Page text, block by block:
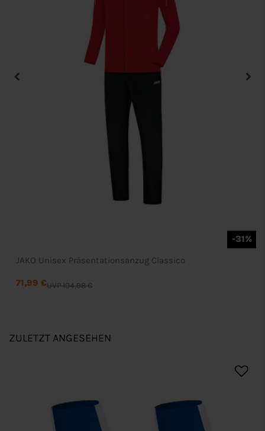
-31%
JAKO Unisex Präsentationsanzug Classico
UVP 104,98 €
71,99 €
ZULETZT ANGESEHEN